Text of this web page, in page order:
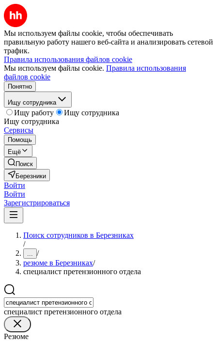
Мы используем файлы cookie, чтобы обеспечивать
правильную работу нашего веб-сайта и анализировать сетевой
трафик.
Правила использования файлов cookie
Мы используем файлы cookie. Правила использования
файлов cookie
Понятно
Ищу сотрудника
Ищу работу
Ищу сотрудника
Ищу сотрудника
Сервисы
Помощь
Ещё
Поиск
Березники
Войти
Войти
Зарегистрироваться
Поиск сотрудников в Березниках
/
... /
резюме в Березниках/
специалист претензионного отдела
специалист претензионного отдела
Резюме